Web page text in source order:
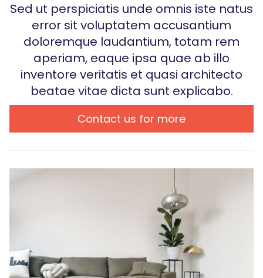
Sed ut perspiciatis unde omnis iste natus
error sit voluptatem accusantium
doloremque laudantium, totam rem
aperiam, eaque ipsa quae ab illo
inventore veritatis et quasi architecto
beatae vitae dicta sunt explicabo.
Contact us for more